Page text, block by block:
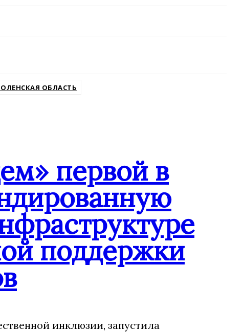
ОБЛАСТЬ
первой в
поддержки
инклюзии, запустила